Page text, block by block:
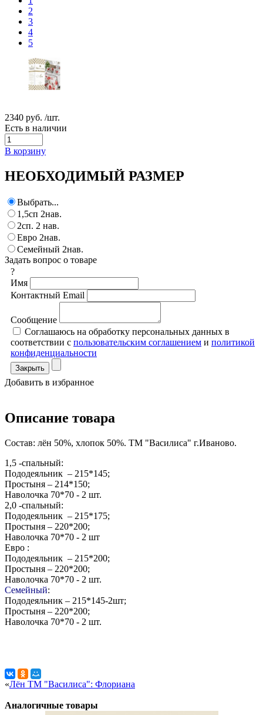
2
3
4
5
2340 руб. /шт.
Есть в наличии
В корзину
НЕОБХОДИМЫЙ РАЗМЕР
Выбрать...
1,5сп 2нав.
2сп. 2 нав.
Евро 2нав.
Семейный 2нав.
Задать вопрос о товаре
?
Имя
Контактный Email
Сообщение
Соглашаюсь на обработку персональных данных в
соответствии с пользовательским соглашением и политикой
конфиденциальности
Закрыть
Добавить в избранное
Описание товара
Состав: лён 50%, хлопок 50%. ТМ "Василиса" г.Иваново.
1,5 -спальный:
Пододеяльник – 215*145;
Простыня – 214*150;
Наволочка 70*70 - 2 шт.
2,0 -спальный:
Пододеяльник – 215*175;
Простыня – 220*200;
Наволочка 70*70 - 2 шт
Евро :
Пододеяльник – 215*200;
Простыня – 220*200;
Наволочка 70*70 - 2 шт.
Семейный:
Пододеяльник – 215*145-2шт;
Простыня – 220*200;
Наволочка 70*70 - 2 шт.
«Лён ТМ "Василиса": Флориана
Аналогичные товары